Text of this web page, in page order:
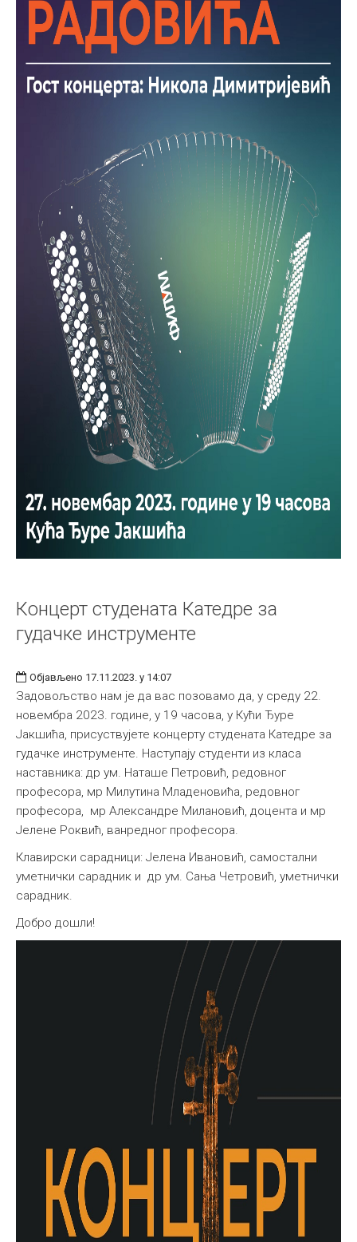
Концерт студената Катедре за
гудачке инструменте
Објављено 17.11.2023. у 14:07
Задовољство нам је да вас позовамо да, у среду 22.
новембра 2023. године, у 19 часова, у Кући Ђуре
Јакшића, присуствујете концерту студената Катедре за
гудачке инструменте. Наступају студенти из класа
наставника: др ум. Наташе Петровић, редовног
професора, мр Милутина Младеновића, редовног
професора, мр Александре Милановић, доцента и мр
Јелене Роквић, ванредног професора.
Клавирски сарадници: Jeлена Ивановић, самостални
уметнички сарадник и др ум. Сања Четровић, уметнички
сарадник.
Добро дошли!